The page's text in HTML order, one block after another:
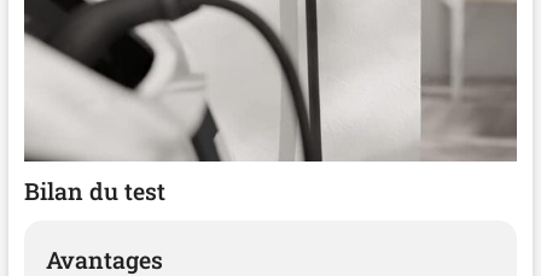
Bilan du test
Avantages